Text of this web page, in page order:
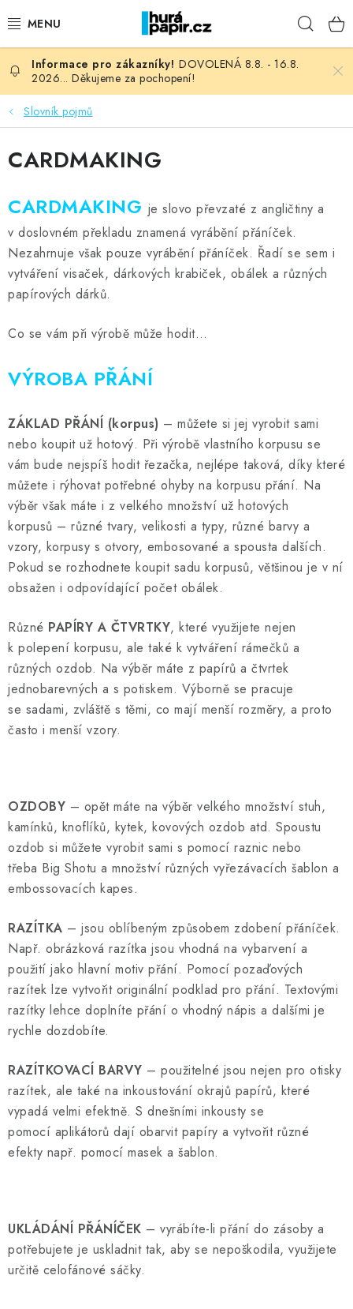
na
NOVINKY
HURÁ DÍLNA
VŠECHNO ZBOŽÍ
KURZY NATY LYSAK
OBLÍBENÉ ♥️
Doprava Kontakty Moje objednávka
Oblíbené ♥️
Hodnocení obchodu
Obchodní podmínky
Podmínky ochrany osobních údajů
Ověřování recenzí
Jak nakupovat
DOVOLENÁ 8.8. - 16.8.
2026... Děkujeme za pochopení!
Slovník pojmů
CARDMAKING
CARDMAKING je slovo převzaté z angličtiny a
v doslovném překladu znamená vyrábění přáníček.
Nezahrnuje však pouze vyrábění přáníček. Řadí se sem i
vytváření visaček, dárkových krabiček, obálek a různých
papírových dárků.
Co se vám při výrobě může hodit…
VÝROBA PŘÁNÍ
ZÁKLAD PŘÁNÍ (korpus) – můžete si jej vyrobit sami
nebo koupit už hotový. Při výrobě vlastního korpusu se
vám bude nejspíš hodit řezačka, nejlépe taková, díky které
můžete i rýhovat potřebné ohyby na korpusu přání. Na
výběr však máte i z velkého množství už hotových
korpusů – různé tvary, velikosti a typy, různé barvy a
vzory, korpusy s otvory, embosované a spousta dalších.
Pokud se rozhodnete koupit sadu korpusů, většinou je v ní
obsažen i odpovídající počet obálek.
Různé PAPÍRY A ČTVRTKY, které využijete nejen
k polepení korpusu, ale také k vytváření rámečků a
různých ozdob. Na výběr máte z papírů a čtvrtek
jednobarevných a s potiskem. Výborně se pracuje
se sadami, zvláště s těmi, co mají menší rozměry, a proto
často i menší vzory.
OZDOBY – opět máte na výběr velkého množství stuh,
kamínků, knoflíků, kytek, kovových ozdob atd. Spoustu
ozdob si můžete vyrobit sami s pomocí raznic nebo
třeba Big Shotu a množství různých vyřezávacích šablon a
embossovacích kapes.
RAZÍTKA – jsou oblíbeným způsobem zdobení přáníček.
Např. obrázková razítka jsou vhodná na vybarvení a
použití jako hlavní motiv přání. Pomocí pozaďových
razítek lze vytvořit originální podklad pro přání. Textovými
razítky lehce doplníte přání o vhodný nápis a dalšími je
rychle dozdobíte.
RAZÍTKOVACÍ BARVY – použitelné jsou nejen pro otisky
razítek, ale také na inkoustování okrajů papírů, které
vypadá velmi efektně. S dnešními inkousty se
pomocí aplikátorů dají obarvit papíry a vytvořit různé
efekty např. pomocí masek a šablon.
UKLÁDÁNÍ PŘÁNÍČEK – vyrábíte-li přání do zásoby a
potřebujete je uskladnit tak, aby se nepoškodila, využijete
určitě celofánové sáčky.